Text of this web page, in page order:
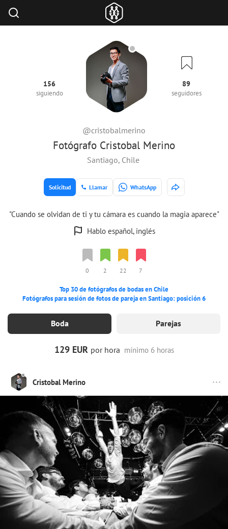
Fotógrafo Cristobal Merino
@cristobalmerino
156
siguiendo
89
seguidores
Santiago, Chile
Solicitud Llamar WhatsApp
"Cuando se olvidan de ti y tu cámara es cuando la magia aparece"
Hablo español, inglés
0 2 22 7
Top 30 de fotógrafos de bodas en Chile
Fotógrafos para sesión de fotos de pareja en Santiago: posición 6
Boda Parejas
129 EUR por hora mínimo 6 horas
Cristobal Merino